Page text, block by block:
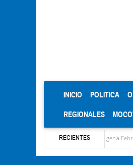
INICIO (CURRENT)
POLITICA
REGIONALES
RECIENTES
estratégica por María Eugenia Febres Cordero R.